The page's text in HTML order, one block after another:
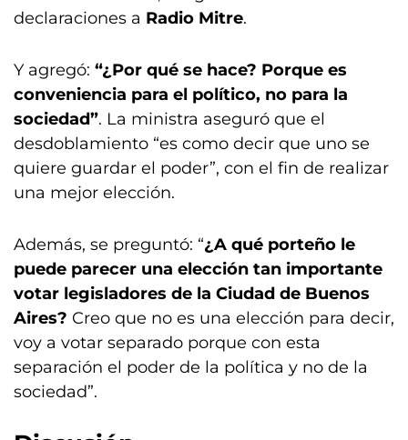
declaraciones a Radio Mitre.
Y agregó: “¿Por qué se hace? Porque es
conveniencia para el político, no para la
sociedad”. La ministra aseguró que el
desdoblamiento “es como decir que uno se
quiere guardar el poder”, con el fin de realizar
una mejor elección.
Además, se preguntó: “¿A qué porteño le
puede parecer una elección tan importante
votar legisladores de la Ciudad de Buenos
Aires? Creo que no es una elección para decir,
voy a votar separado porque con esta
separación el poder de la política y no de la
sociedad”.